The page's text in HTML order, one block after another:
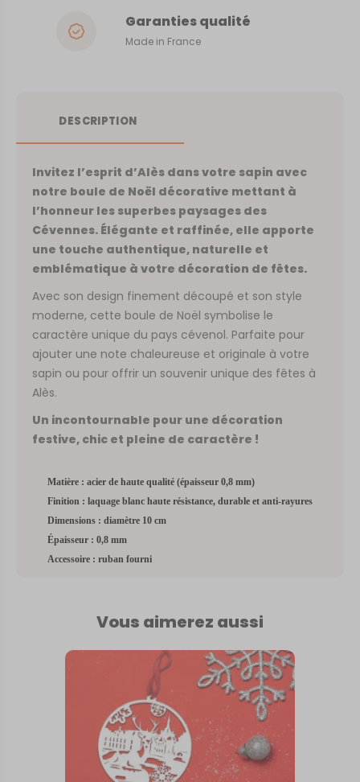
Garanties qualité
Made in France
DESCRIPTION
Invitez l’esprit d’Alès dans votre sapin avec
notre boule de Noël décorative mettant à
l’honneur les superbes paysages des
Cévennes. Élégante et raffinée, elle apporte
une touche authentique, naturelle et
emblématique à votre décoration de fêtes.
Avec son design finement découpé et son style
moderne, cette boule de Noël symbolise le
caractère unique du pays cévenol. Parfaite pour
ajouter une note chaleureuse et originale à votre
sapin ou pour offrir un souvenir unique des fêtes à
Alès.
Un incontournable pour une décoration
festive, chic et pleine de caractère !
Matière : acier de haute qualité (épaisseur 0,8 mm)
Finition : laquage blanc haute résistance, durable et anti-rayures
Dimensions : diamètre 10 cm
Épaisseur : 0,8 mm
Accessoire : ruban fourni
Vous aimerez aussi